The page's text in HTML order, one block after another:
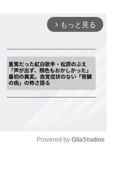
arrow_forward_ios もっと見る
Powered by GliaStudios